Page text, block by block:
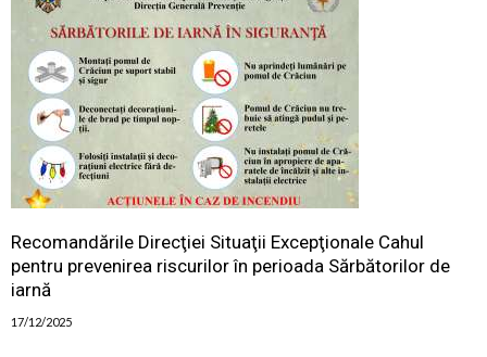
Recomandările Direcţiei Situaţii Excepţionale Cahul
pentru prevenirea riscurilor în perioada Sărbătorilor de
iarnă
17/12/2025